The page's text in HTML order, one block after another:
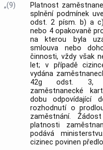
„(9)
Platnost
splnění podmínek
odst. 2 písm. b) a
nebo 4 opakovaně
na kterou byla
smlouva nebo
činnosti, vždy však
let; v případě
vydána
42g odst. 3,
zaměstnanecké
dobu odpovídající
rozhodnutí o
zaměstnání.
platnosti
podává
cizinec povinen